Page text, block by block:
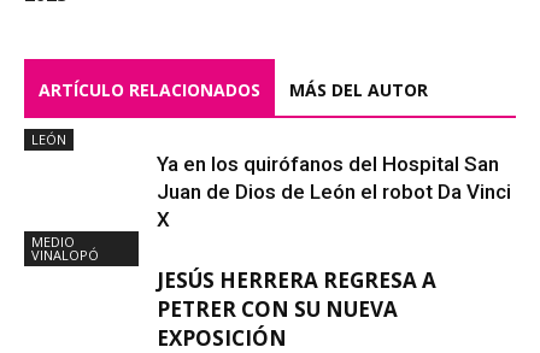
ARTÍCULO RELACIONADOS MÁS DEL AUTOR
LEÓN
Ya en los quirófanos del Hospital San
Juan de Dios de León el robot Da Vinci
X
MEDIO
VINALOPÓ
JESÚS HERRERA REGRESA A
PETRER CON SU NUEVA
EXPOSICIÓN